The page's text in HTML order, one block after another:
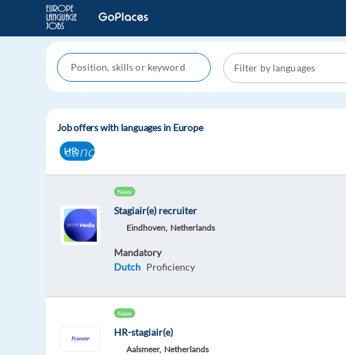
Job offers with languages in Europe
HR
cancel
New
Stagiair(e) recruiter
Eindhoven, Netherlands
Mandatory
Dutch Proficiency
New
HR-stagiair(e)
Aalsmeer, Netherlands